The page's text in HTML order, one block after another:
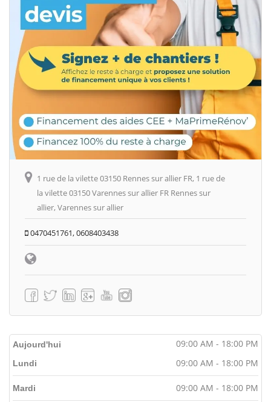
1 rue de la vilette 03150 Rennes sur allier FR, 1 rue de
la vilette 03150 Varennes sur allier FR Rennes sur
allier, Varennes sur allier
0470451761, 0608403438
Aujourd'hui 09:00 AM - 18:00 PM
Lundi 09:00 AM - 18:00 PM
Mardi 09:00 AM - 18:00 PM